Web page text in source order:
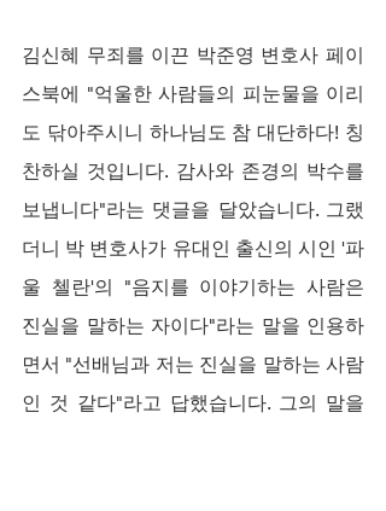
김신혜 무죄를 이끈 박준영 변호사 페이
스북에 "억울한 사람들의 피눈물을 이리
도 닦아주시니 하나님도 참 대단하다! 칭
찬하실 것입니다. 감사와 존경의 박수를
보냅니다"라는 댓글을 달았습니다. 그랬
더니 박 변호사가 유대인 출신의 시인 '파
울 첼란'의 "음지를 이야기하는 사람은
진실을 말하는 자이다"라는 말을 인용하
면서 "선배님과 저는 진실을 말하는 사람
인 것 같다"라고 답했습니다. 그의 말을